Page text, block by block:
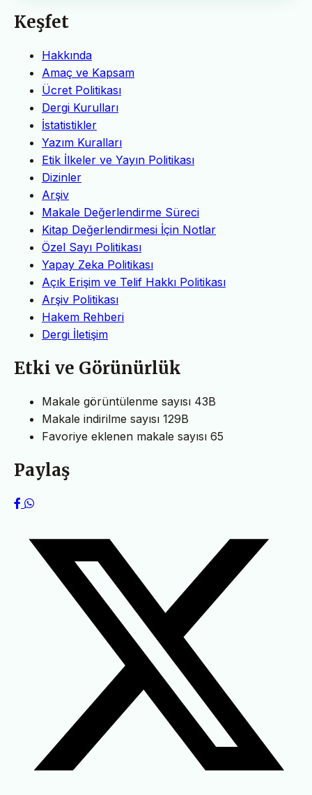
Keşfet
Hakkında
Amaç ve Kapsam
Ücret Politikası
Dergi Kurulları
İstatistikler
Yazım Kuralları
Etik İlkeler ve Yayın Politikası
Dizinler
Arşiv
Makale Değerlendirme Süreci
Kitap Değerlendirmesi İçin Notlar
Özel Sayı Politikası
Yapay Zeka Politikası
Açık Erişim ve Telif Hakkı Politikası
Arşiv Politikası
Hakem Rehberi
Dergi İletişim
Etki ve Görünürlük
Makale görüntülenme sayısı 43B
Makale indirilme sayısı 129B
Favoriye eklenen makale sayısı 65
Paylaş